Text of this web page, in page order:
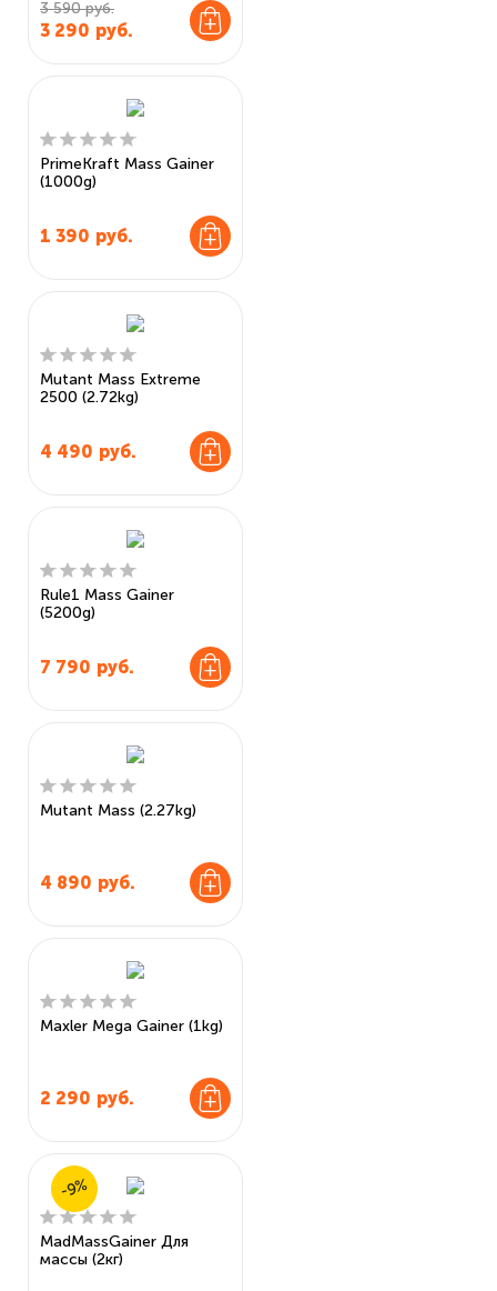
3 590 руб.
3 290 руб.
PrimeKraft Mass Gainer
(1000g)
1 390 руб.
Mutant Mass Extreme
2500 (2.72kg)
4 490 руб.
Rule1 Mass Gainer
(5200g)
7 790 руб.
Mutant Mass (2.27kg)
4 890 руб.
Maxler Mega Gainer (1kg)
2 290 руб.
MadMassGainer Для
массы (2кг)
-9%